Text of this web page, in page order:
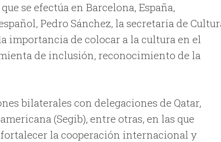
se efectúa en Barcelona, España,
Pedro Sánchez, la secretaria de
importancia de colocar a la cultura en el
de inclusión, reconocimiento de la
bilaterales con delegaciones de Qatar,
(Segib), entre otras, en las que
la cooperación internacional y